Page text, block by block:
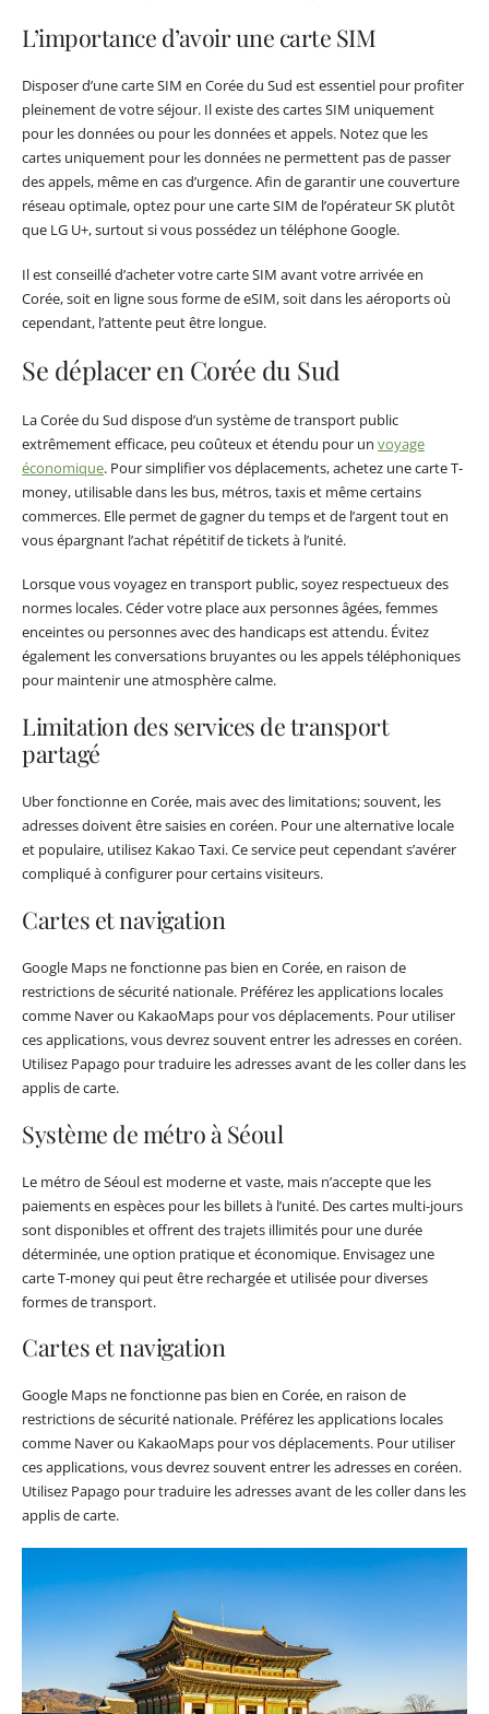
L’importance d’avoir une carte SIM
Disposer d’une carte SIM en Corée du Sud est essentiel pour profiter
pleinement de votre séjour. Il existe des cartes SIM uniquement
pour les données ou pour les données et appels. Notez que les
cartes uniquement pour les données ne permettent pas de passer
des appels, même en cas d’urgence. Afin de garantir une couverture
réseau optimale, optez pour une carte SIM de l’opérateur SK plutôt
que LG U+, surtout si vous possédez un téléphone Google.
Il est conseillé d’acheter votre carte SIM avant votre arrivée en
Corée, soit en ligne sous forme de eSIM, soit dans les aéroports où
cependant, l’attente peut être longue.
Se déplacer en Corée du Sud
La Corée du Sud dispose d’un système de transport public
extrêmement efficace, peu coûteux et étendu pour un voyage
économique. Pour simplifier vos déplacements, achetez une carte T-
money, utilisable dans les bus, métros, taxis et même certains
commerces. Elle permet de gagner du temps et de l’argent tout en
vous épargnant l’achat répétitif de tickets à l’unité.
Lorsque vous voyagez en transport public, soyez respectueux des
normes locales. Céder votre place aux personnes âgées, femmes
enceintes ou personnes avec des handicaps est attendu. Évitez
également les conversations bruyantes ou les appels téléphoniques
pour maintenir une atmosphère calme.
Limitation des services de transport
partagé
Uber fonctionne en Corée, mais avec des limitations; souvent, les
adresses doivent être saisies en coréen. Pour une alternative locale
et populaire, utilisez Kakao Taxi. Ce service peut cependant s’avérer
compliqué à configurer pour certains visiteurs.
Cartes et navigation
Google Maps ne fonctionne pas bien en Corée, en raison de
restrictions de sécurité nationale. Préférez les applications locales
comme Naver ou KakaoMaps pour vos déplacements. Pour utiliser
ces applications, vous devrez souvent entrer les adresses en coréen.
Utilisez Papago pour traduire les adresses avant de les coller dans les
applis de carte.
Système de métro à Séoul
Le métro de Séoul est moderne et vaste, mais n’accepte que les
paiements en espèces pour les billets à l’unité. Des cartes multi-jours
sont disponibles et offrent des trajets illimités pour une durée
déterminée, une option pratique et économique. Envisagez une
carte T-money qui peut être rechargée et utilisée pour diverses
formes de transport.
Cartes et navigation
Google Maps ne fonctionne pas bien en Corée, en raison de
restrictions de sécurité nationale. Préférez les applications locales
comme Naver ou KakaoMaps pour vos déplacements. Pour utiliser
ces applications, vous devrez souvent entrer les adresses en coréen.
Utilisez Papago pour traduire les adresses avant de les coller dans les
applis de carte.